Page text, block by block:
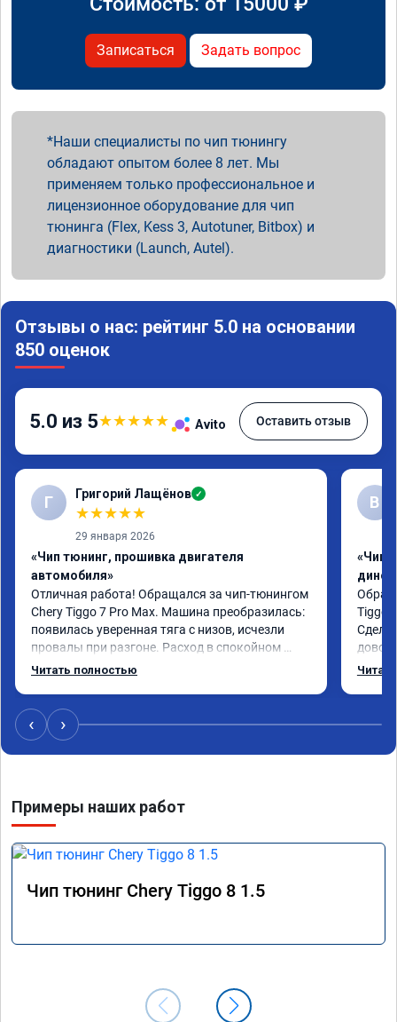
Записаться Задать вопрос
Наши специалисты по чип тюнингу
обладают опытом более 8 лет. Мы
применяем только профессиональное и
лицензионное оборудование для чип
тюнинга (Flex, Kess 3, Autotuner, Bitbox) и
диагностики (Launch, Autel).
Отзывы о нас: рейтинг 5.0 на основании
850 оценок
5.0 из 5★★★★★ Avito Оставить отзыв
Г Григорий Лащёнов ✓
★★★★★
29 января 2026
«Чип тюнинг, прошивка двигателя
автомобиля»
Отличная работа! Обращался за чип-тюнингом
Chery Tiggo 7 Pro Max. Машина преобразилась:
появилась уверенная тяга с низов, исчезли
провалы при разгоне. Расход в спокойном
режиме даже немного снизился. Все сделали
Читать полностью
В
«Чип
Tiggo
‹ ›
Примеры наших работ
Чип тюнинг Chery Tiggo 8 1.5